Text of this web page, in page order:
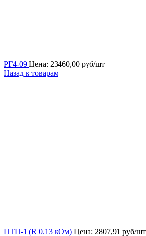
РГ4-09 Цена: 23460,00 руб/шт
Назад к товарам
ПТП-1 (R 0.13 кОм) Цена: 2807,91 руб/шт